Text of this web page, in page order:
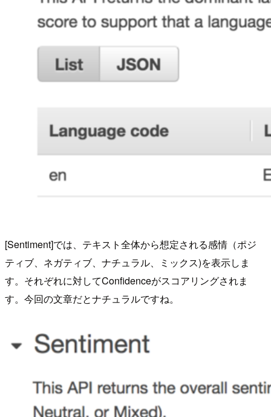
[Sentiment]では、テキスト全体から想定される感情（ポジ
ティブ、ネガティブ、ナチュラル、ミックス)を表示しま
す。それぞれに対してConfidenceがスコアリングされま
す。今回の文章だとナチュラルですね。